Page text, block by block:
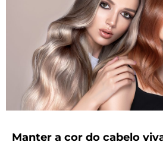
Manter a cor do cabelo